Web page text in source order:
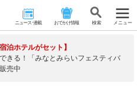
ニュース･連載 おでかけ情報 検 索 メニュー
泊ホテルがセット】
きる！「みなとみらいフェスティバ
売中